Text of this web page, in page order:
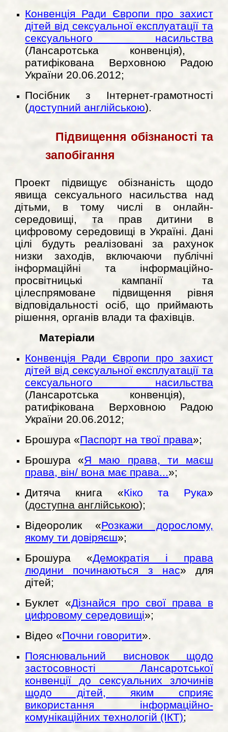
Конвенція Ради Європи про захист
дітей від сексуальної експлуатації та
сексуального насильства
(Лансаротська конвенція),
ратифікована Верховною Радою
України 20.06.2012;
Посібник з Інтернет-грамотності
(доступний англійською).
Підвищення обізнаності та
запобігання
Проект підвищує обізнаність щодо
явища сексуального насильства над
дітьми, в тому числі в онлайн-
середовищі, та прав дитини в
цифровому середовищі в Україні. Дані
цілі будуть реалізовані за рахунок
низки заходів, включаючи публічні
інформаційні та інформаційно-
просвітницькі кампанії та
цілеспрямоване підвищення рівня
відповідальності осіб, що приймають
рішення, органів влади та фахівців.
Матеріали
Конвенція Ради Європи про захист
дітей від сексуальної експлуатації та
сексуального насильства
(Лансаротська конвенція),
ратифікована Верховною Радою
України 20.06.2012;
Брошура «Паспорт на твої права»;
Брошура «Я маю права, ти маєш
права, він/ вона має права...»;
Дитяча книга «Кіко та Рука»
(доступна англійською);
Відеоролик «Розкажи дорослому,
якому ти довіряєш»;
Брошура «Демократія i права
людини починаються з нас» для
дітей;
Буклет «Дізнайся про свої права в
цифровому середовищі»;
Відео «Почни говорити».
Пояснювальний висновок щодо
застосовності Лансаротської
конвенції до сексуальних злочинів
щодо дітей, яким сприяє
використання інформаційно-
комунікаційних технологій (ІКТ);